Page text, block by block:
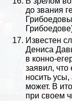
до звания
Грибоедове
Известен
Дениса
в конно-
заявил, что
носить усы,
может. В
при своем